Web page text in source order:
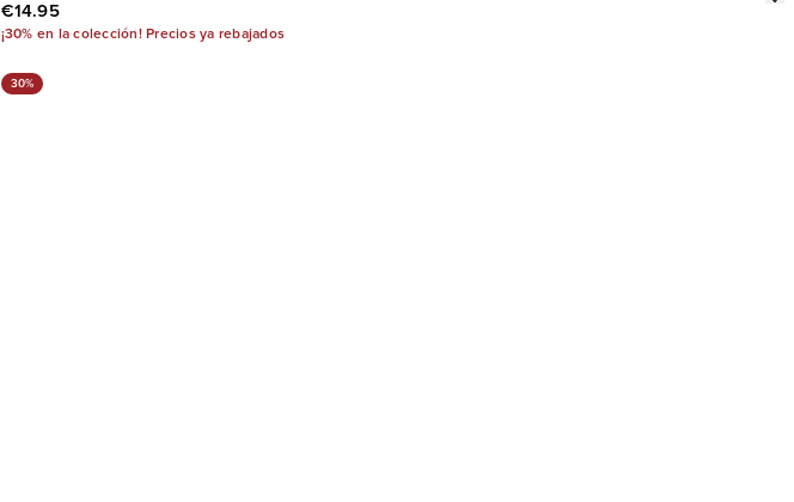
€14.95
¡30% en la colección! Precios ya rebajados
30%